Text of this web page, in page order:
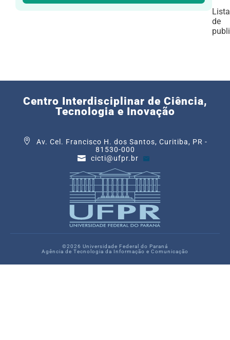
Lista
de
Centro Interdisciplinar de Ciência,
Tecnologia e Inovação
Av. Cel. Francisco H. dos Santos, Curitiba, PR -
81530-000
cicti@ufpr.br
©2026 Universidade Federal do Paraná
Agência de Tecnologia da Informação e Comunicação